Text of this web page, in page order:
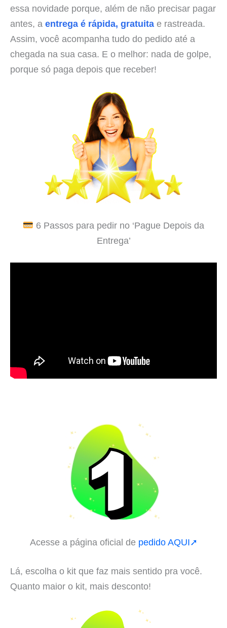
essa novidade porque, além de não precisar pagar
antes, a entrega é rápida, gratuita e rastreada.
Assim, você acompanha tudo do pedido até a
chegada na sua casa. E o melhor: nada de golpe,
porque só paga depois que receber!
6 Passos para pedir no ‘Pague Depois da
Entrega’
Acesse a página oficial de pedido AQUI➚
Lá, escolha o kit que faz mais sentido pra você.
Quanto maior o kit, mais desconto!